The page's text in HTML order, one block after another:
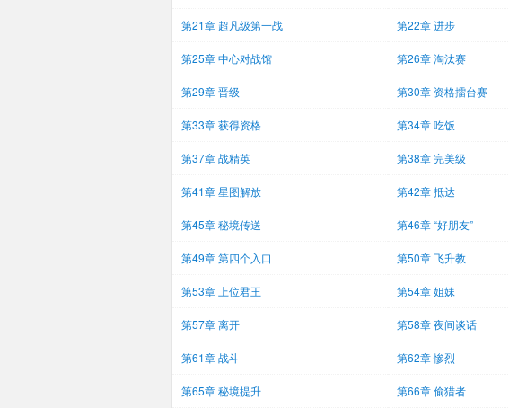
第21章 超凡级第一战 第22章 进步
第25章 中心对战馆 第26章 淘汰赛
第29章 晋级 第30章 资格擂台赛
第33章 获得资格 第34章 吃饭
第37章 战精英 第38章 完美级
第41章 星图解放 第42章 抵达
第45章 秘境传送 第46章 “好朋友”
第49章 第四个入口 第50章 飞升教
第53章 上位君王 第54章 姐妹
第57章 离开 第58章 夜间谈话
第61章 战斗 第62章 惨烈
第65章 秘境提升 第66章 偷猎者